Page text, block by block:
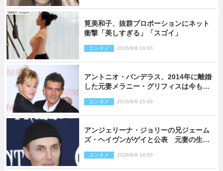
筧美和子、抜群プロポーションにネット
衝撃「美しすぎる」「スゴイ」
エンタメ 2026/8/8 18:00
アントニオ・バンデラス、2014年に離婚
した元妻メラニー・グリフィスは今も
エンタメ 2026/8/8 15:00
アンジェリーナ・ジョリーの兄ジェーム
ズ・ヘイヴンがゲイと公表 元妻の生配
エンタメ 2026/8/8 14:00